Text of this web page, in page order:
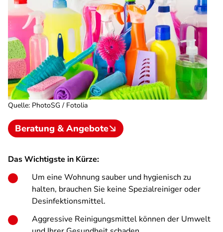
Quelle: PhotoSG / Fotolia
Beratung & Angebote
Das Wichtigste in Kürze:
Um eine Wohnung sauber und hygienisch zu
halten, brauchen Sie keine Spezialreiniger oder
Desinfektionsmittel.
Aggressive Reinigungsmittel können der Umwelt